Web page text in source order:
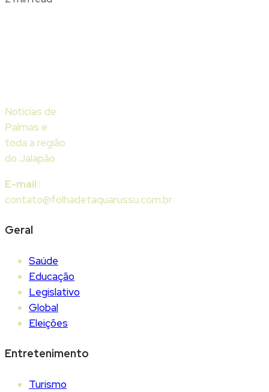
Notícias de
Palmas e
toda a região
do Jalapão
E-mail :
contato@folhadetaquarussu.com.br
Geral
Saúde
Educação
Legislativo
Global
Eleições
Entretenimento
Turismo